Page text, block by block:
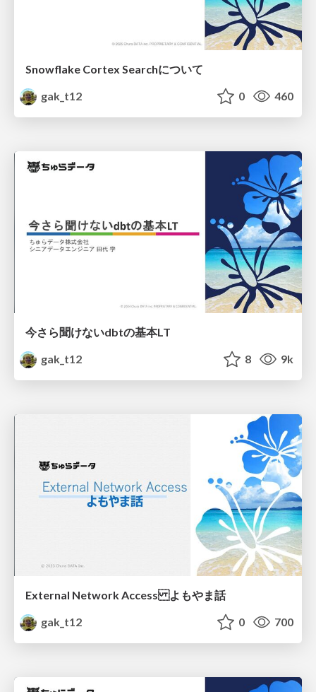
Snowflake Cortex Searchについて
gak_t12
0 460
今さら聞けないdbtの基本LT
gak_t12
8 9k
External Network Access よもやま話
gak_t12
0 700